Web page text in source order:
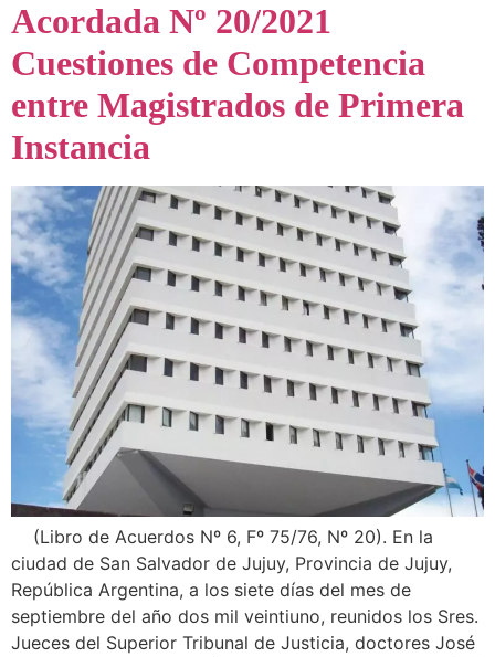
Acordada Nº 20/2021
Cuestiones de Competencia
entre Magistrados de Primera
Instancia
(Libro de Acuerdos Nº 6, Fº 75/76, Nº 20). En la
ciudad de San Salvador de Jujuy, Provincia de Jujuy,
República Argentina, a los siete días del mes de
septiembre del año dos mil veintiuno, reunidos los Sres.
Jueces del Superior Tribunal de Justicia, doctores José